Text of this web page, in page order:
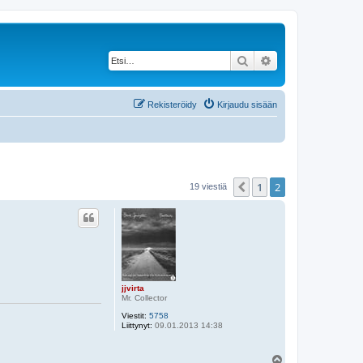
Etsi
Kirjaudu sisään
Rekisteröidy
19 viestiä Edellinen
1 2
jjvirta
Mr. Collector
Viestit: 5758
Liittynyt: 09.01.2013 14:38